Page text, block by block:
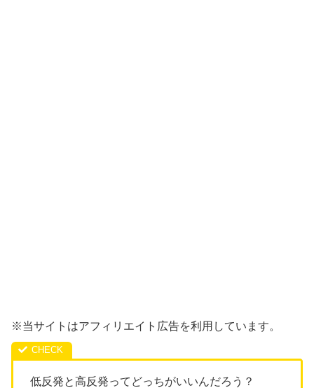
※当サイトはアフィリエイト広告を利用しています。
低反発と高反発ってどっちがいいんだろう？